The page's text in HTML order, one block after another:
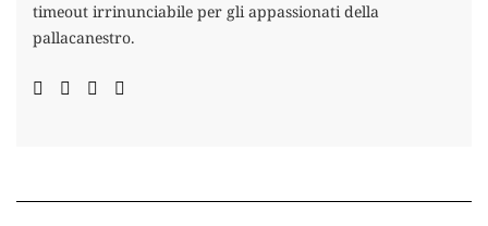
timeout irrinunciabile per gli appassionati della
pallacanestro.